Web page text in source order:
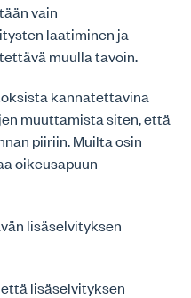
vain
laatiminen ja
muulla tavoin.
kannatettavina
muuttamista siten, että
piiriin. Muilta osin
oikeusapuun
lisäselvityksen
lisäselvityksen